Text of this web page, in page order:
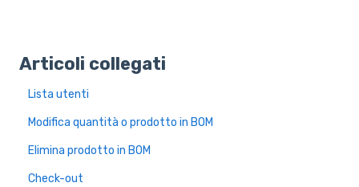
Articoli collegati
Lista utenti
Modifica quantità o prodotto in BOM
Elimina prodotto in BOM
Check-out